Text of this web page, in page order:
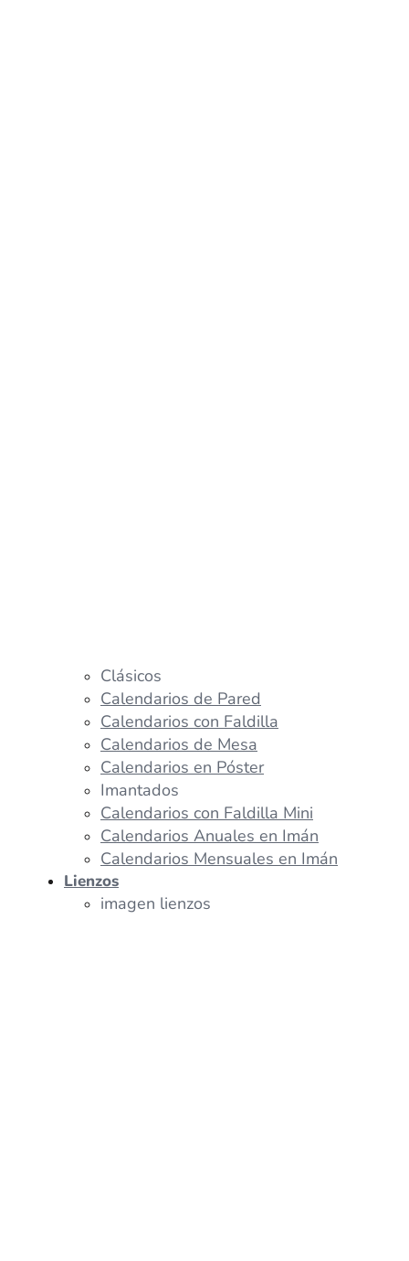
Clásicos
Calendarios de Pared
Calendarios con Faldilla
Calendarios de Mesa
Calendarios en Póster
Imantados
Calendarios con Faldilla Mini
Calendarios Anuales en Imán
Calendarios Mensuales en Imán
Lienzos
imagen lienzos